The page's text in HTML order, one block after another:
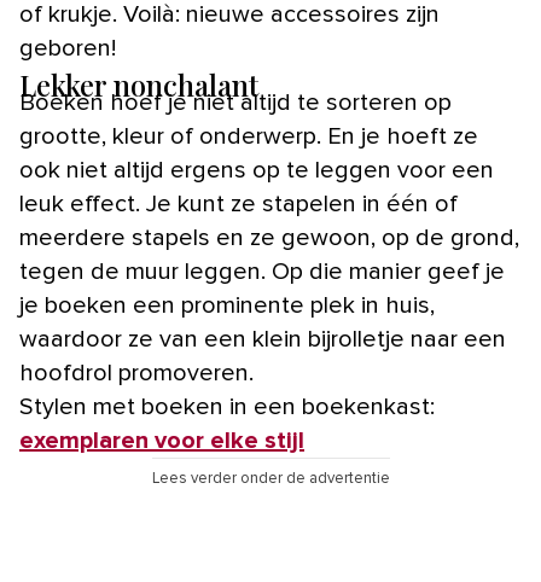
of krukje. Voilà: nieuwe accessoires zijn
geboren!
Lekker nonchalant
Boeken hoef je niet altijd te sorteren op
grootte, kleur of onderwerp. En je hoeft ze
ook niet altijd ergens op te leggen voor een
leuk effect. Je kunt ze stapelen in één of
meerdere stapels en ze gewoon, op de grond,
tegen de muur leggen. Op die manier geef je
je boeken een prominente plek in huis,
waardoor ze van een klein bijrolletje naar een
hoofdrol promoveren.
Stylen met boeken in een boekenkast:
exemplaren voor elke stijl
Lees verder onder de advertentie